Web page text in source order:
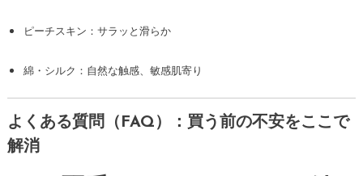
ピーチスキン：サラッと滑らか
綿・シルク：自然な触感、敏感肌寄り
よくある質問（FAQ）：買う前の不安をここで
解消